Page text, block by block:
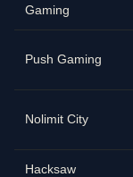
Gaming
Push Gaming
Nolimit City
Hacksaw